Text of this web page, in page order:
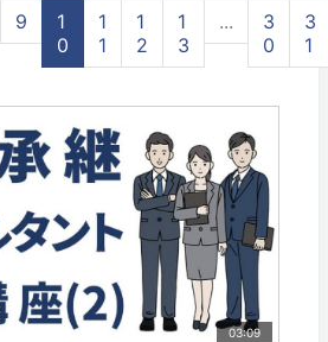
9
1
0
1
1
1
2
1
3
...
3
0
3
1
03:09